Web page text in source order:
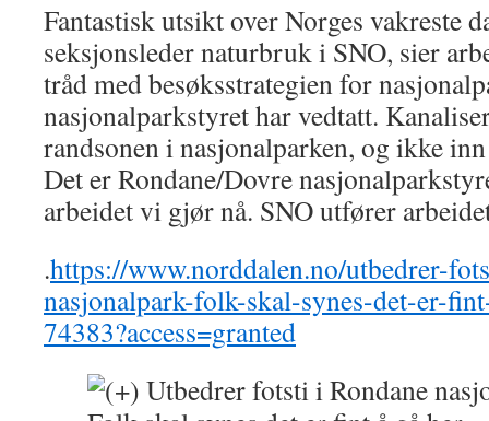
Fantastisk utsikt over Norges vakreste
seksjonsleder naturbruk i SNO, sier
tråd med besøksstrategien for
nasjonalparkstyret har vedtatt.
randsonen i nasjonalparken, og ikke
Det er Rondane/Dovre
arbeidet vi gjør nå. SNO utfører
.https://www.norddalen.no/utbedrer-
nasjonalpark-folk-skal-synes-det-er-
74383?access=granted